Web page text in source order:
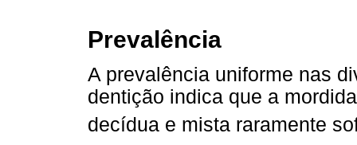
Prevalência
A prevalência uniforme nas
dentição indica que a
decídua e mista raramente